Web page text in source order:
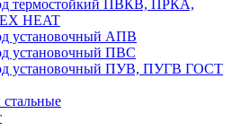
термостойкий ПВКВ, ПРКА,
HEAT
установочный АПВ
установочный ПВС
установочный ПУВ, ПУГВ ГОСТ